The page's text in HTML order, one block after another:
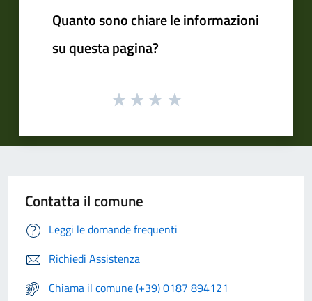
Quanto sono chiare le informazioni
su questa pagina?
Contatta il comune
Leggi le domande frequenti
Richiedi Assistenza
Chiama il comune (+39) 0187 894121